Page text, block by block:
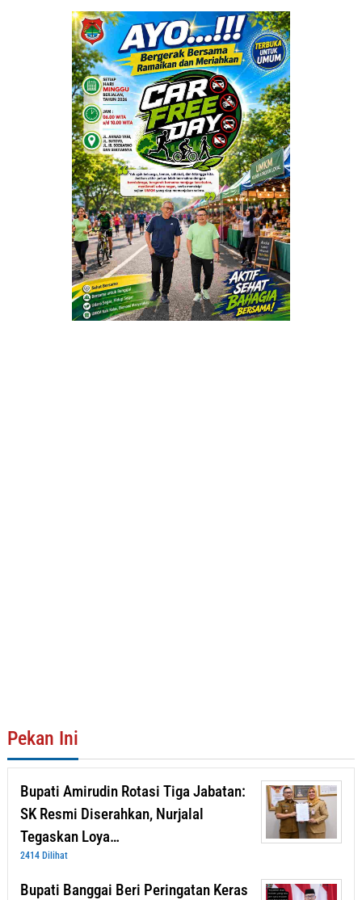
Pekan Ini
Bupati Amirudin Rotasi Tiga Jabatan:
SK Resmi Diserahkan, Nurjalal
Tegaskan Loya…
2414 Dilihat
Bupati Banggai Beri Peringatan Keras